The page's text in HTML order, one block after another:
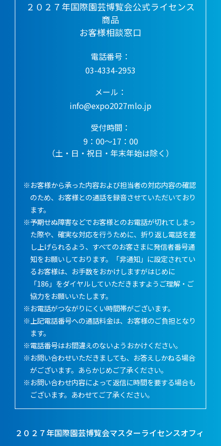
２０２７年国際園芸博覧会公式ライセンス
商品
お客様相談窓口
電話番号：
03-4334-2953
メール：
info@expo2027mlo.jp
受付時間：
9：00～17：00
（土・日・祝日・年末年始は除く）
※お客様から承った内容および担当者の対応内容の確認
のため、お客様との通話を録音させていただいており
ます。
※予期せぬ障害などでお客様とのお電話が切れてしまっ
た際や、確実な対応を行うために、折り返し電話を差
し上げられるよう、すべてのお客さまに発信者番号通
知をお願いしております。「非通知」に設定されてい
るお客様は、お手数をおかけしますがはじめに
「186」をダイヤルしていただきますようご理解・ご
協力をお願いいたします。
※お電話がつながりにくい時間帯がございます。
※上記電話番号への通話料金は、お客様のご負担となり
ます。
※電話番号はお間違えのないようおかけください。
※お問い合わせいただきましても、お答えしかねる場合
がございます。あらかじめご了承ください。
※お問い合わせ内容によって返信に時間を要する場合も
ございます。あわせてご了承ください。
２０２７年国際園芸博覧会マスターライセンスオフィ